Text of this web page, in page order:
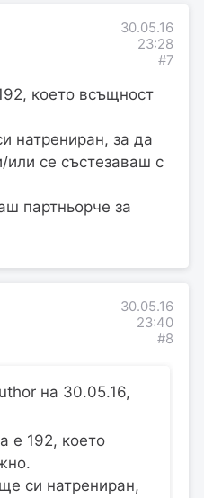
30.05.16
23:28
#7
което всъщност
натрениран, за да
се състезаваш с
партньорче за
30.05.16
23:40
#8
на 30.05.16,
е 192, което
си натрениран,